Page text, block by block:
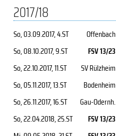
2017/18
So, 03.09.2017, 4.ST Offenbach
So, 08.10.2017, 9.ST FSV 13/23
So, 22.10.2017, 11.ST SV Rülzheim
So, 05.11.2017, 13.ST Bodenheim
So, 26.11.2017, 16.ST Gau-Odernh.
So, 22.04.2018, 25.ST FSV 13/23